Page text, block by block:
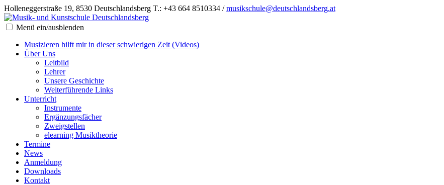
Holleneggerstraße 19, 8530 Deutschlandsberg T.: +43 664 8510334 /musikschule@deutschlandsberg.at
Menü ein/ausblenden
Musizieren hilft mir in dieser schwierigen Zeit (Videos)
Über Uns
Leitbild
Lehrer
Unsere Geschichte
Weiterführende Links
Unterricht
Instrumente
Ergänzungsfächer
Zweigstellen
elearning Musiktheorie
Termine
News
Anmeldung
Downloads
Kontakt